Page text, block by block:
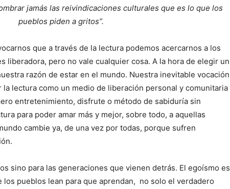
jamás las reivindicaciones culturales que es lo que los
pueblos piden a gritos”.
que a través de la lectura podemos acercarnos a los
liberadora, pero no vale cualquier cosa. A la hora de elegir un
razón de estar en el mundo. Nuestra inevitable vocación
lectura como un medio de liberación personal y comunitaria
entretenimiento, disfrute o método de sabiduría sin
para poder amar más y mejor, sobre todo, a aquellas
cambie ya, de una vez por todas, porque sufren
sino para las generaciones que vienen detrás. El egoísmo es
pueblos lean para que aprendan, no solo el verdadero